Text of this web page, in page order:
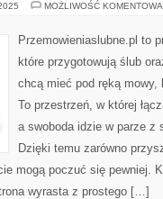
MOŻLIWOŚĆ
Przemowieniaslubne.pl to
które przygotowują ślub
chcą mieć pod ręką mowy,
To przestrzeń, w której
a swoboda idzie w parze z
Dzięki temu zarówno
mogą poczuć się pewniej.
wyrasta z prostego […]